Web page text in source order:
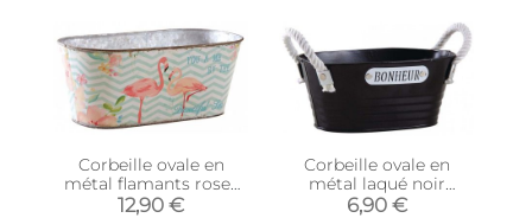
Corbeille ovale en
métal flamants roses
32 cm
12,90 €
Corbeille ovale en
métal laqué noir
Bonheur
6,90 €